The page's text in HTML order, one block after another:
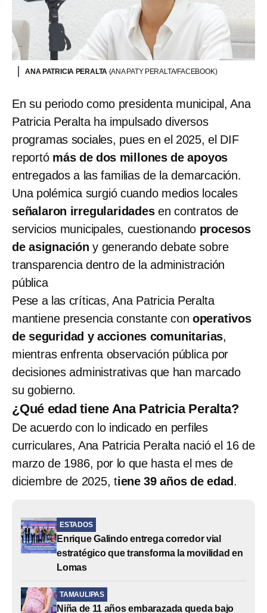
ANA PATRICIA PERALTA (ANA PATY PERALTA/FACEBOOK)
En su periodo como presidenta municipal, Ana
Patricia Peralta ha impulsado diversos
programas sociales, pues en el 2025, el DIF
reportó más de dos millones de apoyos
entregados a las familias de la demarcación.
Una polémica surgió cuando medios locales
señalaron irregularidadesen contratos de
servicios municipales, cuestionando procesos
de asignación y generando debate sobre
transparencia dentro de la administración
pública
Pese a las críticas, Ana Patricia Peralta
mantiene presencia constante con operativos
de seguridad y acciones comunitarias,
mientras enfrenta observación pública por
decisiones administrativas que han marcado
su gobierno.
¿Qué edad tiene Ana Patricia Peralta?
De acuerdo con lo indicado en perfiles
curriculares, Ana Patricia Peralta nació el 16 de
marzo de 1986, por lo que hasta el mes de
diciembre de 2025, tiene 39 años de edad .
ESTADOS
Enrique Galindo entrega corredor vial
estratégico que transforma la movilidad en
Lomas
TAMAULIPAS
Niña de 11 años embarazada queda bajo